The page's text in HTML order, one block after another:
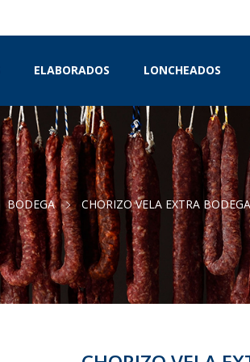
ELABORADOS LONCHEADOS
BODEGA CHORIZO VELA EXTRA BODEGA